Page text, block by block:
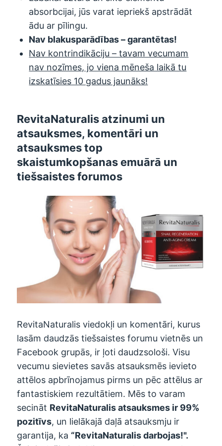
absorbcijai, jūs varat iepriekš apstrādāt
ādu ar pīlingu.
Nav blakusparādības – garantētas!
Nav kontrindikāciju – tavam vecumam
nav nozīmes, jo viena mēneša laikā tu
izskatīsies 10 gadus jaunāks!
RevitaNaturalis atzinumi un
atsauksmes, komentāri un
atsauksmes top
skaistumkopšanas emuārā un
tiešsaistes forumos
RevitaNaturalis viedokļi un komentāri, kurus
lasām daudzās tiešsaistes forumu vietnēs un
Facebook grupās, ir ļoti daudzsološi. Visu
vecumu sievietes savās atsauksmēs ievieto
attēlos apbrīnojamus pirms un pēc attēlus ar
fantastiskiem rezultātiem. Mēs to varam
secināt RevitaNaturalisatsauksmes ir 99%
pozitīvs, un lielākajā daļā atsauksmju ir
garantija, ka “RevitaNaturalisdarbojas!".